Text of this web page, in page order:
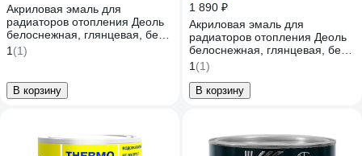
Акриловая эмаль для
радиаторов отопления Деоль
белоснежная, глянцевая, без
запаха, 0.9 л 00020980
1 (1)
В корзину
1 890 ₽
Акриловая эмаль для
радиаторов отопления Деоль
белоснежная, глянцевая, без
запаха, 2.7 л 00020981
1 (1)
В корзину